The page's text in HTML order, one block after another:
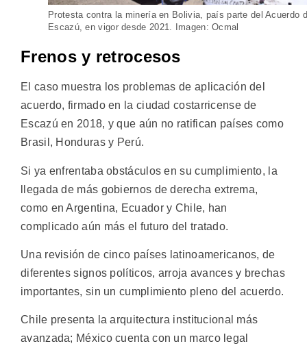
Protesta contra la minería en Bolivia, país parte del Acuerdo
Escazú, en vigor desde 2021. Imagen: Ocmal
Frenos y retrocesos
El caso muestra los problemas de aplicación del
acuerdo, firmado en la ciudad costarricense de
Escazú en 2018, y que aún no ratifican países como
Brasil, Honduras y Perú.
Si ya enfrentaba obstáculos en su cumplimiento, la
llegada de más gobiernos de derecha extrema,
como en Argentina, Ecuador y Chile, han
complicado aún más el futuro del tratado.
Una revisión de cinco países latinoamericanos, de
diferentes signos políticos, arroja avances y brechas
importantes, sin un cumplimiento pleno del acuerdo.
Chile presenta la arquitectura institucional más
avanzada; México cuenta con un marco legal